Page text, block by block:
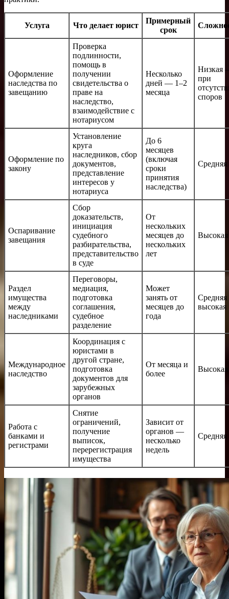
Услуга Что делает юрист
Примерный
срок
Оформление
наследства по
завещанию
Проверка
подлинности,
помощь в
получении
свидетельства о
праве на
наследство,
взаимодействие с
нотариусом
Несколько
дней — 1–2
месяца
Низкая
при
споров
Оформление по
закону
Установление
круга
наследников, сбор
документов,
представление
интересов у
нотариуса
До 6
месяцев
(включая
сроки
принятия
наследства)
Средняя
Оспаривание
завещания
Сбор
доказательств,
инициация
судебного
разбирательства,
представительство
в суде
От
нескольких
месяцев до
нескольких
лет
Высокая
Раздел
имущества
между
наследниками
Переговоры,
медиация,
подготовка
соглашения,
судебное
разделение
Может
занять от
месяцев до
года
высокая
Международное
наследство
Координация с
юристами в
другой стране,
подготовка
документов для
зарубежных
органов
От месяца и
более
Высокая
Работа с
банками и
регистрами
Снятие
ограничений,
получение
выписок,
перерегистрация
имущества
Зависит от
органов —
несколько
недель
Средняя